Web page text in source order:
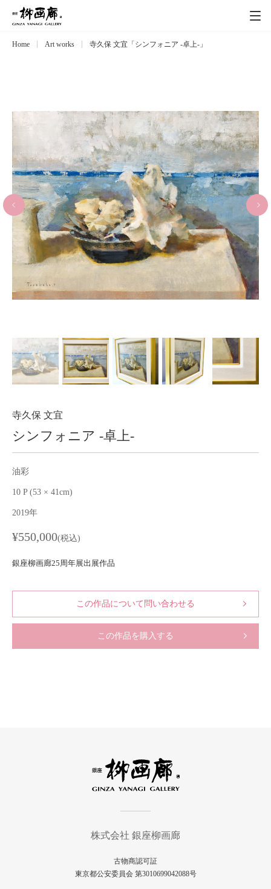
Exhibitions
Artists 作家
Art works 作品一覧
Catalog カタログ
Schedule スケジュール
About 会社案内
Contact お問い合わせ
Home Art works 寺久保 文宜「シンフォニア -卓上-」
寺久保 文宜
シンフォニア -卓上-
油彩
10 P (53 × 41cm)
2019年
¥550,000(税込)
銀座柳画廊25周年展出展作品
この作品について問い合わせる
この作品を購入する
株式会社 銀座柳画廊
古物商認可証
東京都公安委員会 第3010699042088号